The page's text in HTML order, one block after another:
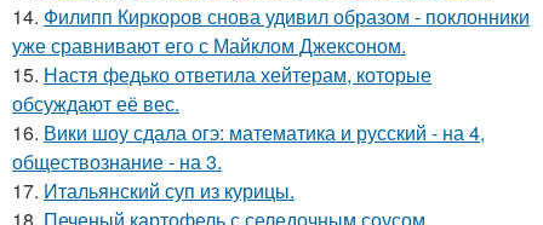
14. Филипп Киркоров снова удивил образом - поклонники
уже сравнивают его с Майклом Джексоном.
15. Настя федько ответила хейтерам, которые
обсуждают её вес.
16. Вики шоу сдала огэ: математика и русский - на 4,
обществознание - на 3.
17. Итальянский суп из курицы.